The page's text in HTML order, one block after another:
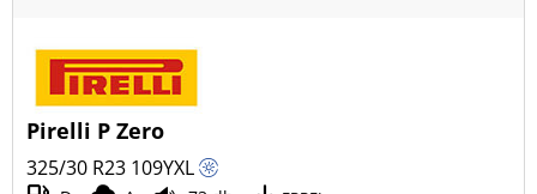
Pirelli P Zero
325/30 R23 109YXL